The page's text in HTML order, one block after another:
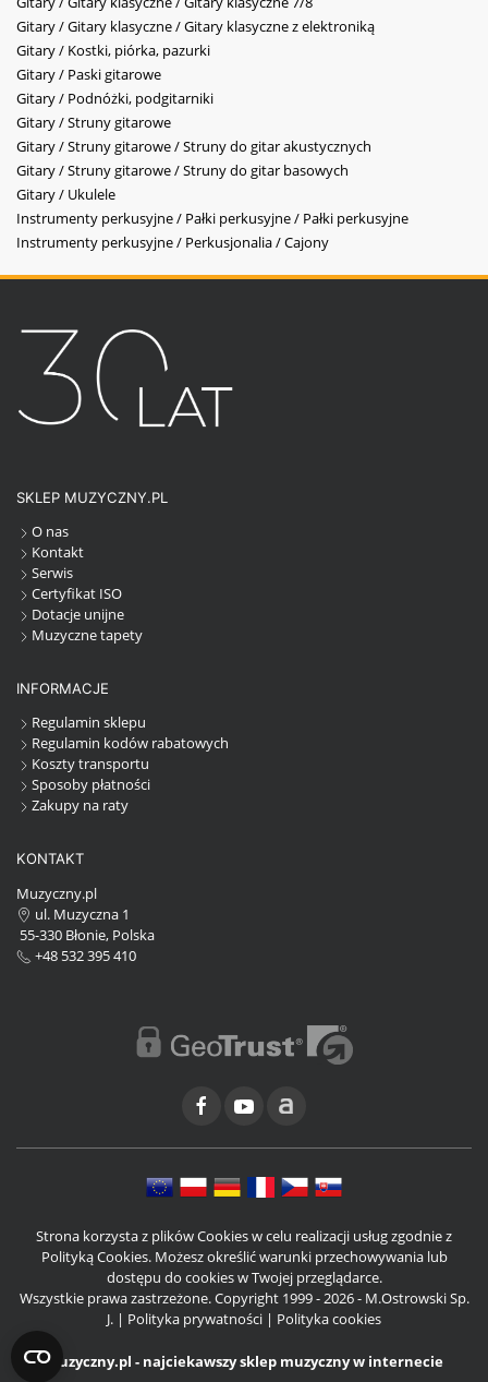
Gitary / Gitary klasyczne / Gitary klasyczne z elektroniką
Gitary / Kostki, piórka, pazurki
Gitary / Paski gitarowe
Gitary / Podnóżki, podgitarniki
Gitary / Struny gitarowe
Gitary / Struny gitarowe / Struny do gitar akustycznych
Gitary / Struny gitarowe / Struny do gitar basowych
Gitary / Ukulele
Instrumenty perkusyjne / Pałki perkusyjne / Pałki perkusyjne
Instrumenty perkusyjne / Perkusjonalia / Cajony
SKLEP MUZYCZNY.PL
O nas
Kontakt
Serwis
Certyfikat ISO
Dotacje unijne
Muzyczne tapety
INFORMACJE
Regulamin sklepu
Regulamin kodów rabatowych
Koszty transportu
Sposoby płatności
Zakupy na raty
KONTAKT
Muzyczny.pl
ul. Muzyczna 1
55-330 Błonie, Polska
+48 532 395 410
Strona korzysta z plików Cookies w celu realizacji usług zgodnie z
Polityką Cookies. Możesz określić warunki przechowywania lub
dostępu do cookies w Twojej przeglądarce.
Wszystkie prawa zastrzeżone. Copyright 1999 - 2026 - M.Ostrowski Sp.
J. | Polityka prywatności | Polityka cookies
Muzyczny.pl - najciekawszy sklep muzyczny w internecie